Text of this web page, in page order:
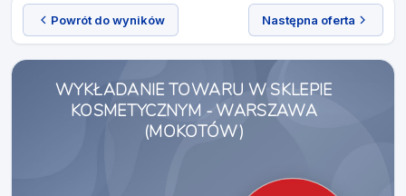
Powrót do wyników Następna oferta
WYKŁADANIE TOWARU W SKLEPIE
KOSMETYCZNYM - WARSZAWA
(MOKOTÓW)